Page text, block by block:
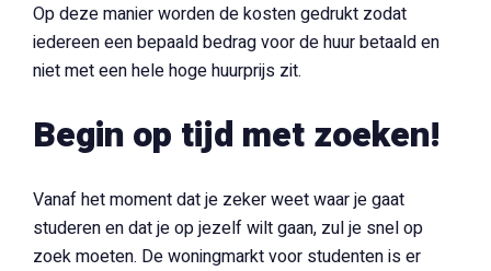
Op deze manier worden de kosten gedrukt zodat
iedereen een bepaald bedrag voor de huur betaald en
niet met een hele hoge huurprijs zit.
Begin op tijd met zoeken!
Vanaf het moment dat je zeker weet waar je gaat
studeren en dat je op jezelf wilt gaan, zul je snel op
zoek moeten. De woningmarkt voor studenten is er